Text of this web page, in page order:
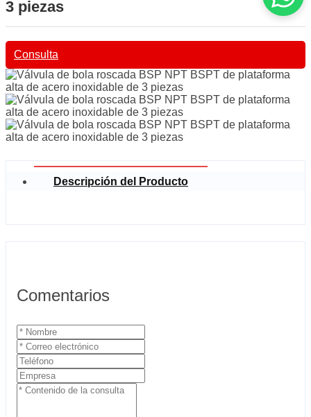
3 piezas
Consulta
Descripción del Producto
Comentarios